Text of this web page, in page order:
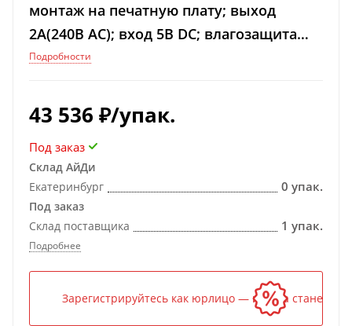
монтаж на печатную плату; выход
2A(240В AC); вход 5В DC; влагозащита
RTIII
Подробности
43 536 ₽/упак.
Под заказ
Склад АйДи
Екатеринбург
0 упак.
Под заказ
Склад поставщика
1 упак.
Подробнее
Зарегистрируйтесь как юрлицо — и цена станет